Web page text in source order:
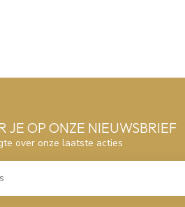
JE OP ONZE NIEUWSBRIEF
over onze laatste acties